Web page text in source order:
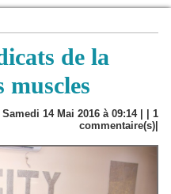
de la
muscles
14 Mai 2016 à 09:14 | | 1
commentaire(s)|